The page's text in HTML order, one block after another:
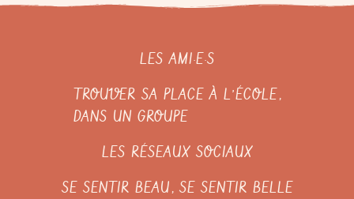
LES AMI·E·S
TROUVER SA PLACE À L’ÉCOLE,
DANS UN GROUPE
LES RÉSEAUX SOCIAUX
SE SENTIR BEAU, SE SENTIR BELLE